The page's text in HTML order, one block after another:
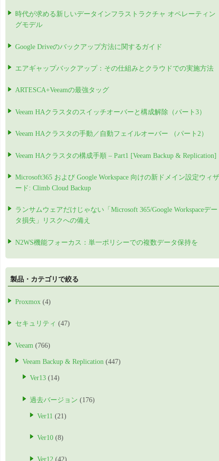
時代が求める新しいデータインフラストラクチャ オペレーティン
グモデル
Google Driveのバックアップ方法に関するガイド
エアギャップバックアップ：その仕組みとクラウドでの実施方法
ARTESCA+Veeamの最強タッグ
Veeam HAクラスタのスイッチオーバーと構成解除（パート3）
Veeam HAクラスタの手動／自動フェイルオーバー （パート2）
Veeam HAクラスタの構成手順 – Part1 [Veeam Backup & Replication]
Microsoft365 および Google Workspace 向けの新ドメイン設定ウィザ
ード: Climb Cloud Backup
ランサムウェアだけじゃない「Microsoft 365/Google Workspaceデー
タ損失」リスクへの備え
N2WS機能フォーカス：単一ポリシーでの複数データ保持を
製品・カテゴリで絞る
Proxmox (4)
セキュリティ (47)
Veeam (766)
Veeam Backup & Replication (447)
Ver13 (14)
過去バージョン (176)
Ver11 (21)
Ver10 (8)
Ver12 (42)